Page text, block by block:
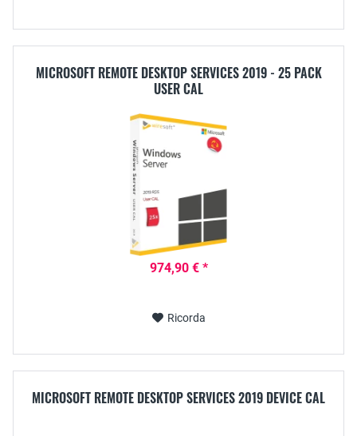
MICROSOFT REMOTE DESKTOP SERVICES 2019 - 25 PACK
USER CAL
974,90 € *
Ricorda
MICROSOFT REMOTE DESKTOP SERVICES 2019 DEVICE CAL